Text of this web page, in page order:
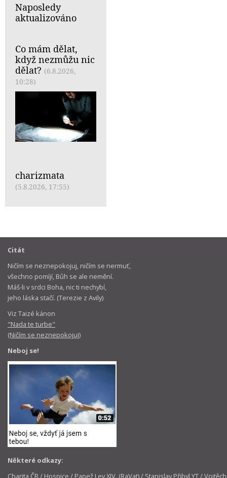
Naposledy
aktualizováno
Co mám dělat,
když nezmůžu nic
dělat? (6.8.2026,
10:28)
charizmata
(5.8.2026, 17:55)
Citát
Ničím se neznepokojuj, ničím se nermuť,
všechno pomíjí, Bůh se ale nemění.
Máš-li v srdci Boha, nic ti nechybí,
jeho láska stačí. (Terezie z Avily)
Viz Taizé kánon
"Nada te turbe"
(Ničím se neznepokojuj)
Neboj se!
Některé odkazy:
Charita ČR / Hospice / Papež Lev XIV. (RaVat)/ Stanislav Přibyl YT/